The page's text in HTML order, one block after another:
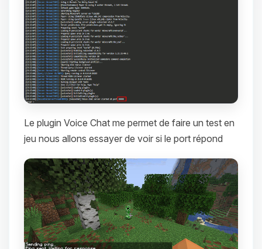
Le plugin Voice Chat me permet de faire un test en
jeu nous allons essayer de voir si le port répond